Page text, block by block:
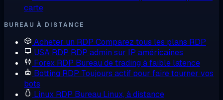
carte
BUREAU À DISTANCE
Acheter un RDP Comparez tous les plans RDP
USA RDP RDP admin sur IP américaines
Forex RDP Bureau de trading à faible latence
Botting RDP Toujours actif pour faire tourner vos
bots
Linux RDP Bureau Linux, à distance